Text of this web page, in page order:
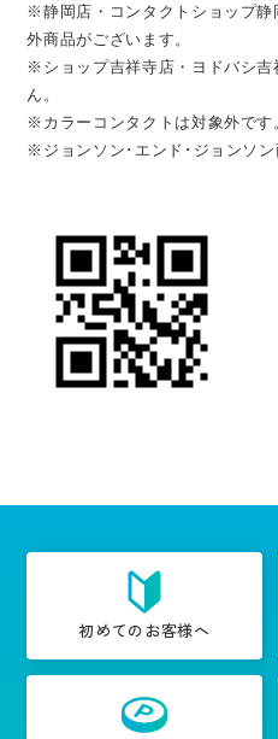
※静岡店・コンタクトショップ静
外商品がございます。
※ショップ吉祥寺店・ヨドバシ
ん。
※カラーコンタクトは対象外です
※ジョンソン･エンド･ジョンソン
初めてのお客様へ